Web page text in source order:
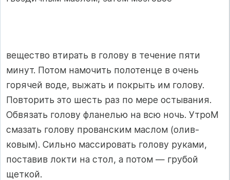
вещество втирать в голову в течение пяти
минут. Потом намочить полотенце в очень
горячей воде, выжать и покрыть им голову.
Повторить это шесть раз по мере остывания.
Обвязать голову фла­нелью на всю ночь. УтроМ
смазать голову прованским маслом (олив­
ковым). Сильно массировать голову руками,
поставив локти на стол, а потом — грубой
щеткой.